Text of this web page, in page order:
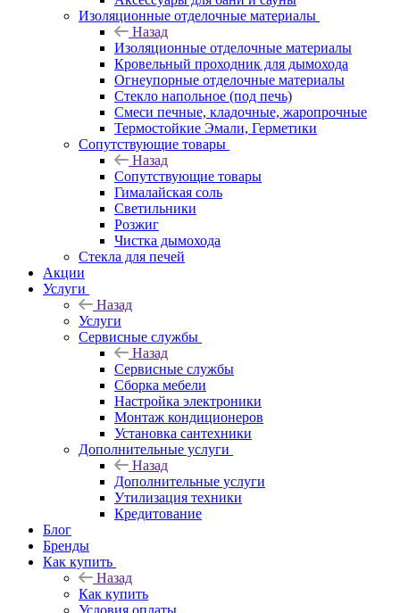
Изоляционные отделочные материалы
Назад
Изоляционные отделочные материалы
Кровельный проходник для дымохода
Огнеупорные отделочные материалы
Стекло напольное (под печь)
Смеси печные, кладочные, жаропрочные
Термостойкие Эмали, Герметики
Сопутствующие товары
Назад
Сопутствующие товары
Гималайская соль
Светильники
Розжиг
Чистка дымохода
Стекла для печей
Акции
Услуги
Назад
Услуги
Сервисные службы
Назад
Сервисные службы
Сборка мебели
Настройка электроники
Монтаж кондиционеров
Установка сантехники
Дополнительные услуги
Назад
Дополнительные услуги
Утилизация техники
Кредитование
Блог
Бренды
Как купить
Назад
Как купить
Условия оплаты